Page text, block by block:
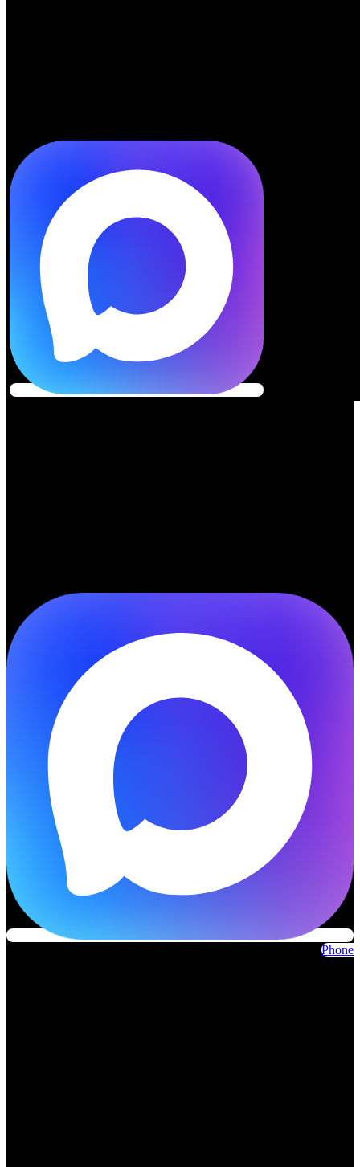
Phone